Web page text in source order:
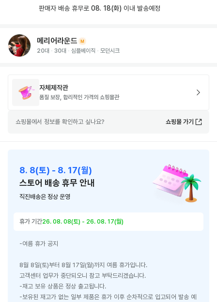
판매자 배송 휴무로 08. 18(화) 이내 발송예정
메리어라운드
20대 30대 심플베이직 모던시크
자체제작관
품질 보장, 합리적인 가격의 쇼핑몰관
쇼핑몰에서 정보를 확인하고 싶나요? 쇼핑몰 가기
8. 8(토) - 8. 17(월)
스토어 배송 휴무 안내
직진배송은 정상 운영
휴가 기간26. 08. 08(토) - 26. 08. 17(월)
-여름 휴가 공지
8월 8일(토)부터 8월 17일(월)까지 여름 휴가입니다.
고객센터 업무가 중단되오니 참고 부탁드리겠습니다.
-재고 보유 상품은 정상 출고됩니다.
-보유된 재고가 없는 일부 제품은 휴가 이후 순차적으로 입고되어 발송 예